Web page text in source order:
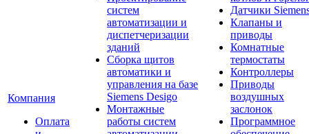
Компания
Оплата
систем
автоматизации и
диспетчеризации
зданий
Сборка щитов
автоматики и
управления на базе
Siemens Desigo
Монтажные
работы систем
Датчики
Клапаны и
приводы
Комнатные
термостаты
Контроллеры
Приводы
воздушных
заслонок
Программное